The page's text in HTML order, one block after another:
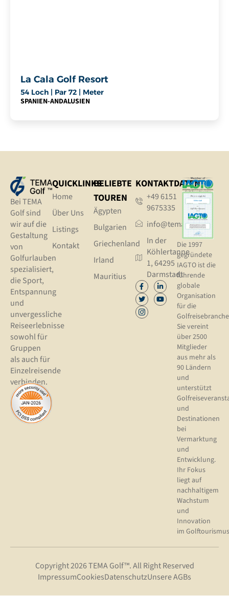
La Cala Golf Resort
54 Loch | Par 72 | Meter
SPANIEN-ANDALUSIEN
Bei TEMA
Golf sind
wir auf die
Gestaltung
von
Golfurlauben
spezialisiert,
die Sport,
Entspannung
und
unvergessliche
Reiseerlebnisse
sowohl für
Gruppen
als auch für
Einzelreisende
verbinden.
QUICKLINKS
Home
Über Uns
Listings
Kontakt
BELIEBTE
TOUREN
Ägypten
Bulgarien
Griechenland
Irland
Mauritius
KONTAKTDATEN
+49 6151
9675335
info@tema.golf
In der
Köhlertanne
1, 64295
Darmstadt
Die 1997
gegründete
IAGTO ist die
führende
globale
Organisation
für die
Sie vereint
über 2500
Mitglieder
aus mehr als
90 Ländern
und
unterstützt
und
Destinationen
bei
Vermarktung
und
Entwicklung.
Ihr Fokus
liegt auf
nachhaltigem
Wachstum
und
Innovation
im
Copyright 2026 TEMA Golf™. All Right Reserved
ImpressumCookiesDatenschutzUnsere AGBs